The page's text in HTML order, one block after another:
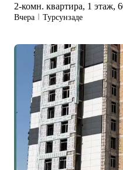
2-комн. квартира, 1 этаж,
Вчера Турсунзаде